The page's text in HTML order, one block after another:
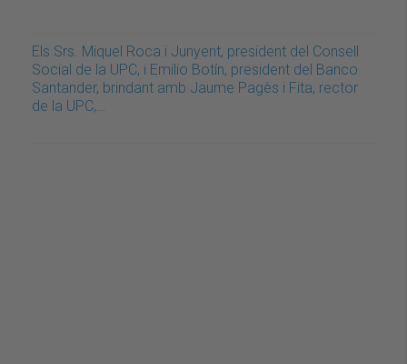
Els Srs. Miquel Roca i Junyent, president del Consell
Social de la UPC, i Emilio Botín, president del Banco
Santander, brindant amb Jaume Pagès i Fita, rector
de la UPC,…